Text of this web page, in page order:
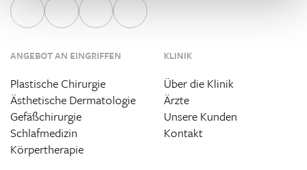
ANGEBOT AN EINGRIFFEN
Plastische Chirurgie
Ästhetische Dermatologie
Gefäßchirurgie
Schlafmedizin
Körpertherapie
KLINIK
Über die Klinik
Ärzte
Unsere Kunden
Kontakt